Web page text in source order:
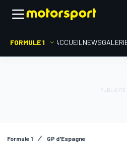
FORMULE 1 ACCUEIL NEWS
Formule 1 GP d'Espagne